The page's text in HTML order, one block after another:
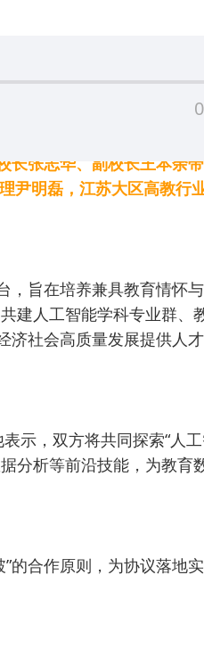
长张志华、副校长王本余
尹明磊，江苏大区高教行
，旨在培养兼具教育情怀
建人工智能学科专业群、
济社会高质量发展提供人
示，双方将共同探索“人
分析等前沿技能，为教育
的合作原则，为协议落地